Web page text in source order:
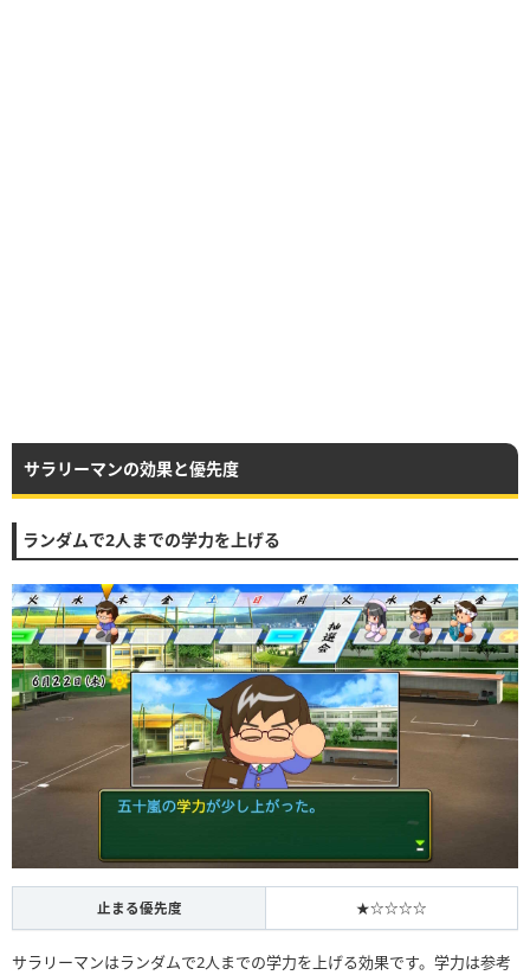
サラリーマンの効果と優先度
ランダムで2人までの学力を上げる
止まる優先度 ★☆☆☆☆
サラリーマンはランダムで2人までの学力を上げる効果です。学力は参考